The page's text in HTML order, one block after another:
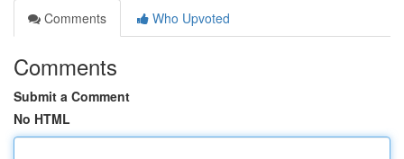
Comments
Who Upvoted
Comments
Submit a Comment
No HTML